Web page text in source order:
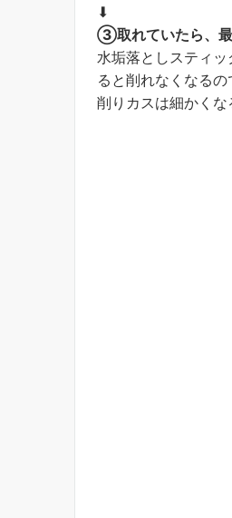
⬇︎
③取れていたら、最
水垢落としスティ
ると削れなくなる
削りカスは細かくな